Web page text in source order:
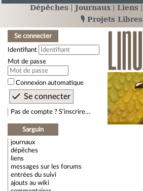
Dépêches Journaux Liens
🎙️ Projets Libres
Se connecter
Identifiant
Mot de passe
Connexion automatique
Pas de compte ? S’inscrire…
Sarguin
journaux
dépêches
liens
messages sur les forums
entrées du suivi
ajouts au wiki